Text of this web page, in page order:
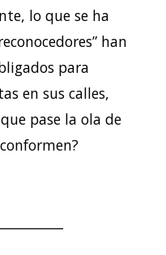
lo que se ha
han
para
en sus calles,
pase la ola de